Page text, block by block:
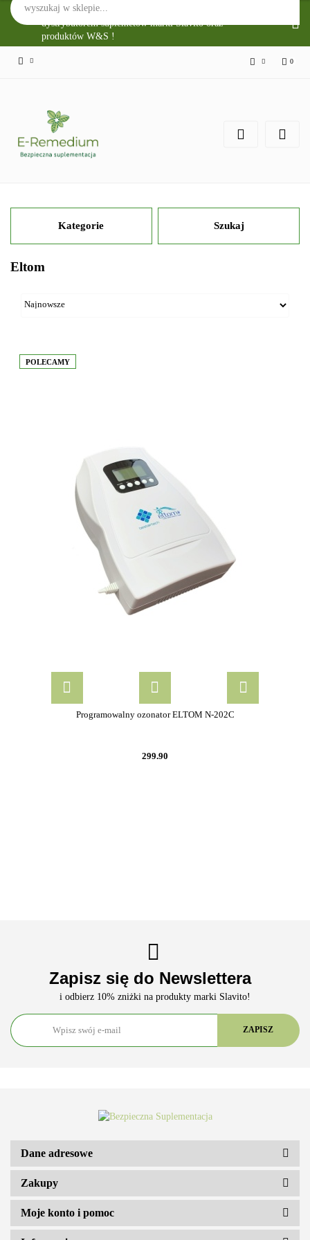
Sklep Internetowy E-Remedium jest głównym
dystrybutorem suplemetów marki Slavito oraz
produktów W&S !
0
Kategorie Szukaj
Eltom
POLECAMY
Programowalny ozonator ELTOM N-202C
299.90
ARS VITAE NATURA Sp. z o.o.
Zapisz się do Newslettera
i odbierz 10% zniżki na produkty marki Slavito!
Dane adresowe
Zakupy
Moje konto i pomoc